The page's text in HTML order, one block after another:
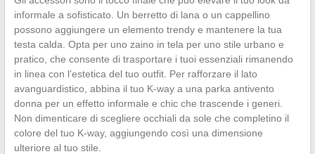
informale a sofisticato. Un berretto di lana o un cappellino
possono aggiungere un elemento trendy e mantenere la tua
testa calda. Opta per uno zaino in tela per uno stile urbano e
pratico, che consente di trasportare i tuoi essenziali rimanendo
in linea con l’estetica del tuo outfit. Per rafforzare il lato
avanguardistico, abbina il tuo K-way a una parka antivento
donna per un effetto informale e chic che trascende i generi.
Non dimenticare di scegliere occhiali da sole che completino il
colore del tuo K-way, aggiungendo così una dimensione
ulteriore al tuo stile.